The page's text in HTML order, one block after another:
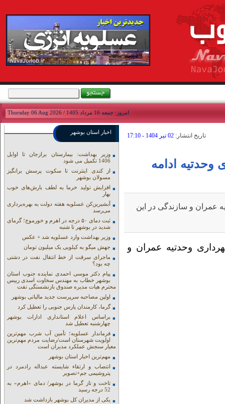
امروز: جمعه 16 مرداد 1405 / Thursday 06 Aug 2026
تاريخ انتشار: 02 تير 1404 - 17:10
ادامه
عمران و سازندگی در این
وحدتیه عمران و
اخبار استان بوشهر
وزیر بهداشت: بیمارستان برازجان تا اوایل
1406 تکمیل می شود
از کندی اینترنت تا سکوت پرسش برانگیز
مسولان بوشهر
افزایش تولید خرما به لطف بارش‌های خوب
بهار
آبشیرین‌کن عسلویه هفته دولت به بهره‌برداری
می‌رسد
ثبت دمای ۵۰ درجه در اهرم و خورموج؛ گرمای
شدید در بوشهر تا شنبه
وزیر بهداشت وارد عسلویه شد + عکس
جهش میگو به کیلویی یک میلیون تومان
ماجرای سرقت از خط انتقال نفت در دشتی
چه بود؟
پیام دکتر موسی احمدی نماینده جنوب استان
بوشهر خطاب به مهندس سخاوت اسدی رییس
محترم هیات مدیره صندوق بازنشستگی نفت
اولین مصاحبه سرپرست جدید مالیاتی بوشهر
گرما، کارمندان پارس جنوبی را تعطیل کرد
براساس اعلام استانداری ادارات بوشهر
چهارشنبه تعطیل شد
فرماندار عسلویه؛ تأمین آب شرب مهم‌ترین
اولویت شهرستان است/رضایت مردم مهم‌ترین
معیار سنجش عملکرد مدیران است
مهم‌ترین اخبار استان بوشهر
انتصاب و ارتقاء شایسته عبداله رادمرد در
پتروشیمی جم+تصویر
تاخت و تاز گرما در بوشهر/ دمای «اهرم» به
52 درجه رسید
یکی از مدیران کل بوشهر بازداشت شد